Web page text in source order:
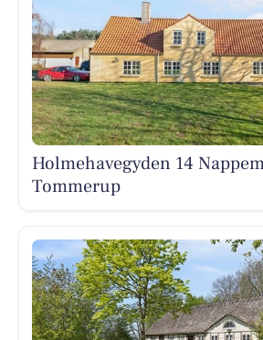
Holmehavegyden 14
Tommerup